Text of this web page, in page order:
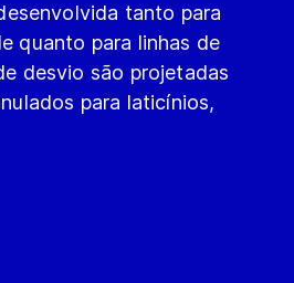
tanto para
quanto para linhas de
desvio são projetadas
para laticínios,